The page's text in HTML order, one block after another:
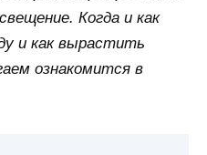
Когда и как
и как вырастить
ознакомится в